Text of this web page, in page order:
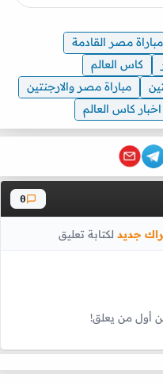
مباراة مصر القادمة
كاس العالم
مباراة مصر والارجنتين
اخبار كاس العالم
0
جديد لكتابة تعليق
أول من يعلق!